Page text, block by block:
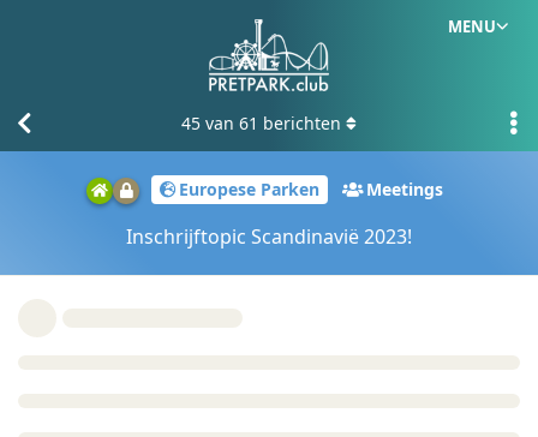
MENU
Europese Parken Meetings
Inschrijftopic Scandinavië 2023!
45 van 61 berichten